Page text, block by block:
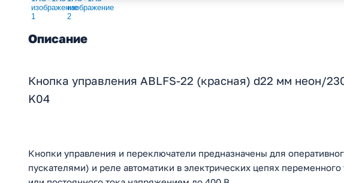
Описание
Кнопка управления ABLFS-22 (красная) d22 мм неон/
K04
Кнопки управления и переключатели предназначены для
пускателями) и реле автоматики в электрических цепях